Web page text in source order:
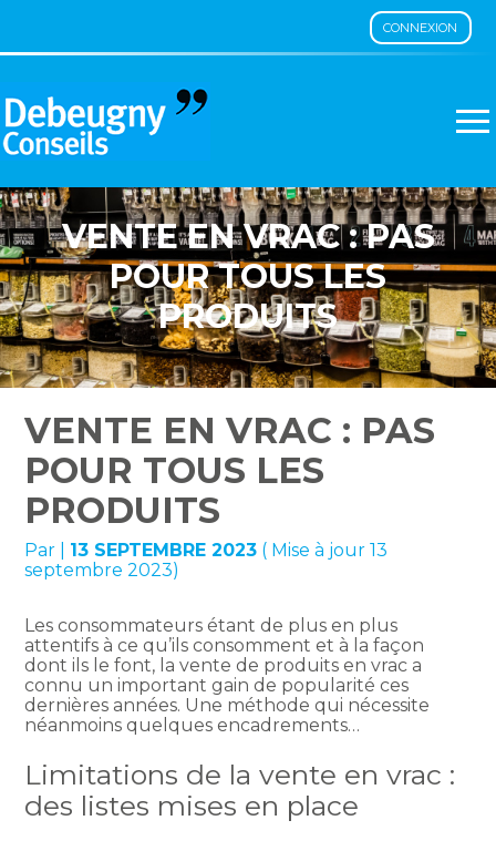
CONNEXION
Aller
au
VENTE EN VRAC : PAS
POUR TOUS LES
PRODUITS
VENTE EN VRAC : PAS
POUR TOUS LES
PRODUITS
Par 13 SEPTEMBRE 2023 ( Mise à jour 13
septembre 2023)
Les consommateurs étant de plus en plus
attentifs à ce qu’ils consomment et à la façon
dont ils le font, la vente de produits en vrac a
connu un important gain de popularité ces
dernières années. Une méthode qui nécessite
néanmoins quelques encadrements…
Limitations de la vente en vrac :
des listes mises en place